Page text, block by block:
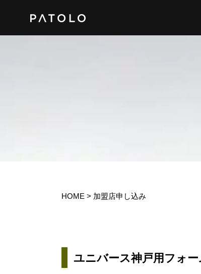
HOME > 加盟店申し込み
ユニバース神戸用フォー